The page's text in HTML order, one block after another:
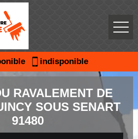
indisponible
RAVALEMENT DE
SOUS SENART
91480